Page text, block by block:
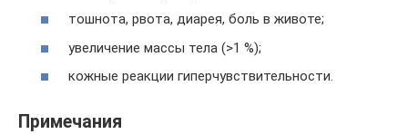
тошнота, рвота, диарея, боль в животе;
увеличение массы тела (>1 %);
кожные реакции гиперчувствительности.
Примечания